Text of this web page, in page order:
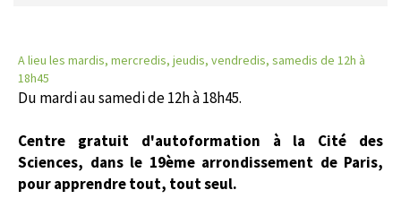
A lieu les mardis, mercredis, jeudis, vendredis, samedis de 12h à
18h45
Du mardi au samedi de 12h à 18h45.
Centre gratuit d'autoformation à la Cité des
Sciences, dans le 19ème arrondissement de Paris,
pour apprendre tout, tout seul.